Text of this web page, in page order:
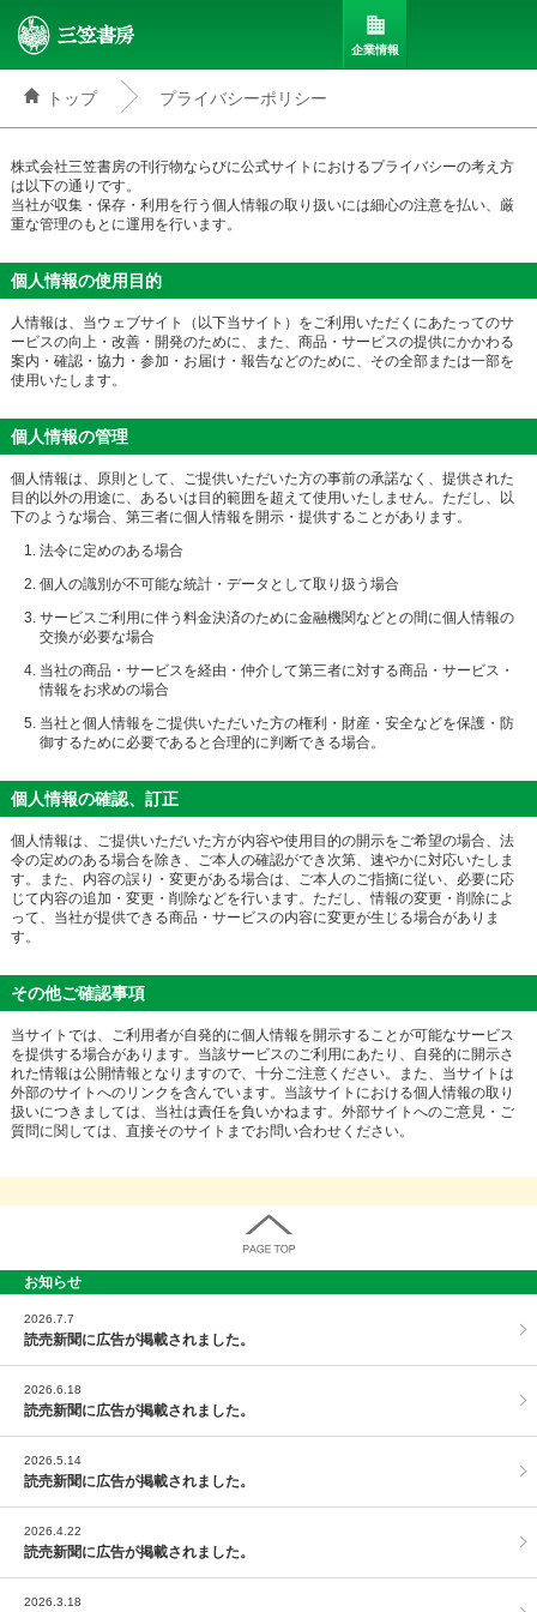
三笠書房
トップ プライバシーポリシー
企業情報
株式会社三笠書房の刊行物ならびに公式サイトにおけるプライバシーの考え方
は以下の通りです。
当社が収集・保存・利用を行う個人情報の取り扱いには細心の注意を払い、厳
重な管理のもとに運用を行います。
個人情報の使用目的
人情報は、当ウェブサイト（以下当サイト）をご利用いただくにあたってのサ
ービスの向上・改善・開発のために、また、商品・サービスの提供にかかわる
案内・確認・協力・参加・お届け・報告などのために、その全部または一部を
使用いたします。
個人情報の管理
個人情報は、原則として、ご提供いただいた方の事前の承諾なく、提供された
目的以外の用途に、あるいは目的範囲を超えて使用いたしません。ただし、以
下のような場合、第三者に個人情報を開示・提供することがあります。
法令に定めのある場合
個人の識別が不可能な統計・データとして取り扱う場合
サービスご利用に伴う料金決済のために金融機関などとの間に個人情報の
交換が必要な場合
当社の商品・サービスを経由・仲介して第三者に対する商品・サービス・
情報をお求めの場合
当社と個人情報をご提供いただいた方の権利・財産・安全などを保護・防
御するために必要であると合理的に判断できる場合。
個人情報の確認、訂正
個人情報は、ご提供いただいた方が内容や使用目的の開示をご希望の場合、法
令の定めのある場合を除き、ご本人の確認ができ次第、速やかに対応いたしま
す。また、内容の誤り・変更がある場合は、ご本人のご指摘に従い、必要に応
じて内容の追加・変更・削除などを行います。ただし、情報の変更・削除によ
って、当社が提供できる商品・サービスの内容に変更が生じる場合がありま
す。
その他ご確認事項
当サイトでは、ご利用者が自発的に個人情報を開示することが可能なサービス
を提供する場合があります。当該サービスのご利用にあたり、自発的に開示さ
れた情報は公開情報となりますので、十分ご注意ください。また、当サイトは
外部のサイトへのリンクを含んでいます。当該サイトにおける個人情報の取り
扱いにつきましては、当社は責任を負いかねます。外部サイトへのご意見・ご
質問に関しては、直接そのサイトまでお問い合わせください。
お知らせ
2026.7.7
読売新聞に広告が掲載されました。
2026.6.18
読売新聞に広告が掲載されました。
2026.5.14
読売新聞に広告が掲載されました。
2026.4.22
読売新聞に広告が掲載されました。
2026.3.18
PAGE TOP